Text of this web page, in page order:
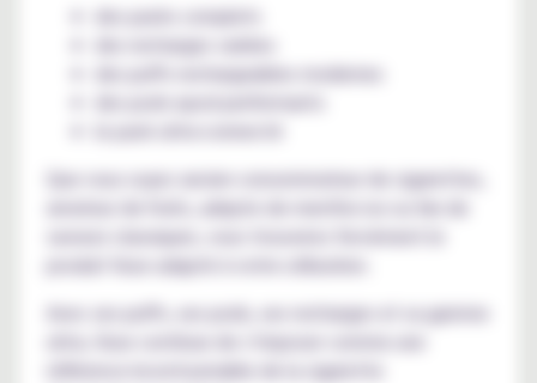
des packs complets
des recharges variées
des puffs rechargeables modernes
Que vous soyez ancien consommateur de cigarettes,
amateur de fruits, adepte de menthe ice ou fan de
saveurs classiques, vous trouverez forcément le
produit Vuse adapté à votre utilisation.
Avec ses puffs, ses pods, ses recharges et sa gamme
référence incontournable de la cigarette